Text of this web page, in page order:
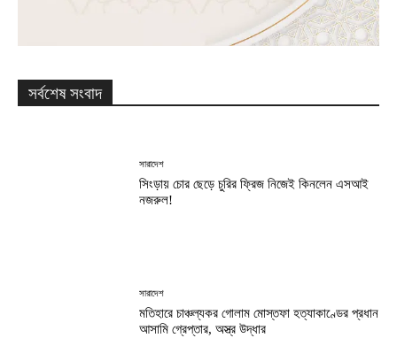
সর্বশেষ সংবাদ
সারাদেশ
সিংড়ায় চোর ছেড়ে চুরির ফ্রিজ নিজেই কিনলেন এসআই
নজরুল!
সারাদেশ
মতিহারে চাঞ্চল্যকর গোলাম মোস্তফা হত্যাকাণ্ডের প্রধান
আসামি গ্রেপ্তার, অস্ত্র উদ্ধার